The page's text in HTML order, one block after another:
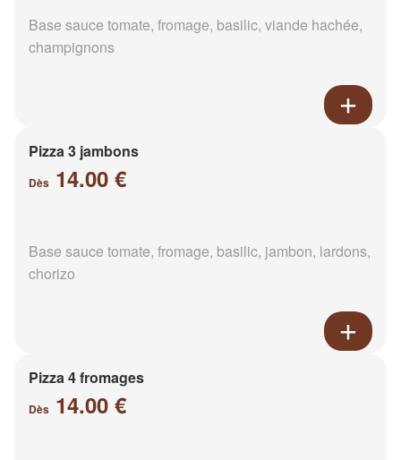
Base sauce tomate, fromage, basilic, viande hachée,
champignons
Pizza 3 jambons
Dès 14.00 €
Base sauce tomate, fromage, basilic, jambon, lardons,
chorizo
Pizza 4 fromages
Dès 14.00 €